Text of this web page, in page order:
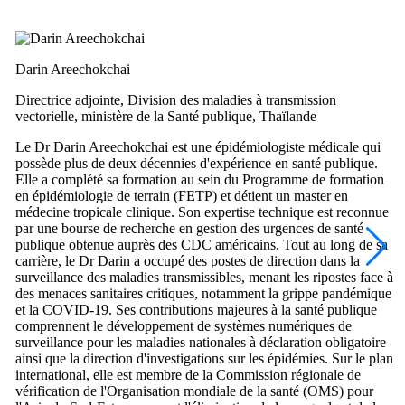
Darin Areechokchai
Directrice adjointe, Division des maladies à transmission
vectorielle, ministère de la Santé publique, Thaïlande
Le Dr Darin Areechokchai est une épidémiologiste médicale qui
possède plus de deux décennies d'expérience en santé publique.
Elle a complété sa formation au sein du Programme de formation
en épidémiologie de terrain (FETP) et détient un master en
médecine tropicale clinique. Son expertise technique est reconnue
par une bourse de recherche en gestion des urgences de santé
publique obtenue auprès des CDC américains. Tout au long de sa
carrière, le Dr Darin a occupé des postes de direction dans la
surveillance des maladies transmissibles, menant les ripostes face à
des menaces sanitaires critiques, notamment la grippe pandémique
et la COVID-19. Ses contributions majeures à la santé publique
comprennent le développement de systèmes numériques de
surveillance pour les maladies nationales à déclaration obligatoire
ainsi que la direction d'investigations sur les épidémies. Sur le plan
international, elle est membre de la Commission régionale de
vérification de l'Organisation mondiale de la santé (OMS) pour